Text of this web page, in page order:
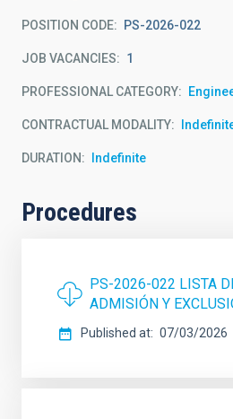
POSITION CODE PS-2026-022
JOB VACANCIES 1
PROFESSIONAL CATEGORY
CONTRACTUAL MODALITY
DURATION Indefinite
Procedures
PS-2026-022 LISTA
ADMISIÓN Y
Published at 07/03/2026